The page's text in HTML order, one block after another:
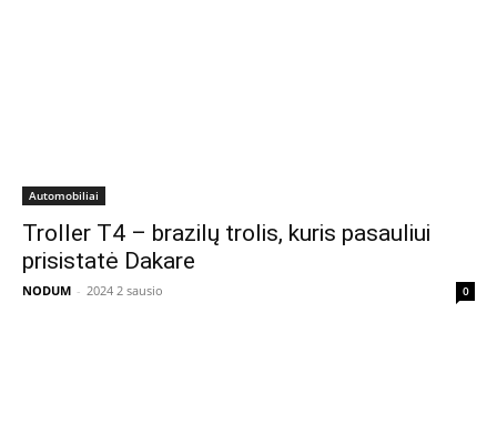
Automobiliai
Troller T4 – brazilų trolis, kuris pasauliui
prisistatė Dakare
NODUM - 2024 2 sausio 0